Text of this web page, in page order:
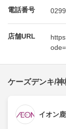
電話番号
店舗URL
ケーズデンキ/
イオン